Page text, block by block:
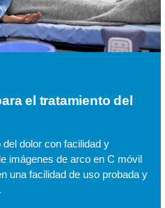
el tratamiento del
dolor con facilidad y
imágenes de arco en C móvil
una facilidad de uso probada y